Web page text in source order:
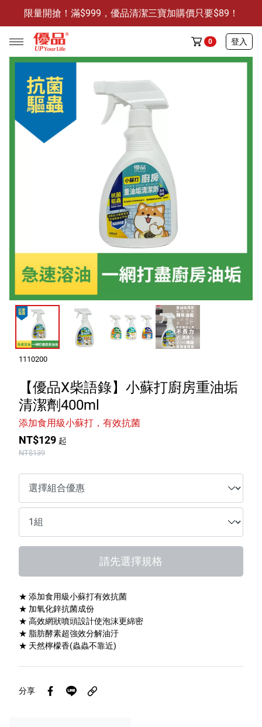
限量開搶！滿$999，優品清潔三寶加購價只要$89！
防霉清潔好幫手-任3件贈保濕抗菌洗手乳
限量開搶！滿$999，優品清潔三寶加購價只要$89！
0 登入
任選活動
🔥任選1件折9元-新老客戶感恩回饋
防霉清潔好幫手(任3件，贈抗菌保濕洗手乳)
室內外除蟲專區
浴室清潔專區
清潔大掃除專區
精油香氛專區
強效誘引捕黏板
優品x柴語錄
團購專區
關於優品
會員權益
Line
Youtube
1110200
【優品X柴語錄】小蘇打廚房重油垢
清潔劑400ml
添加食用級小蘇打，有效抗菌
NT$129 起
NT$139
請先選擇規格
★ 添加食用級小蘇打有效抗菌
★ 加氧化鋅抗菌成份
★ 高效網狀噴頭設計使泡沫更綿密
★ 脂肪酵素超強效分解油汙
★ 天然檸檬香(蟲蟲不靠近)
分享